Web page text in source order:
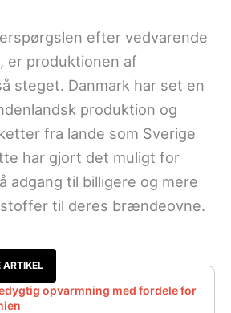
efter vedvarende
er produktionen af
steget. Danmark har set en
produktion og
fra lande som Sverige
har gjort det muligt for
adgang til billigere og mere
til deres brændeovne.
opvarmning med fordele for